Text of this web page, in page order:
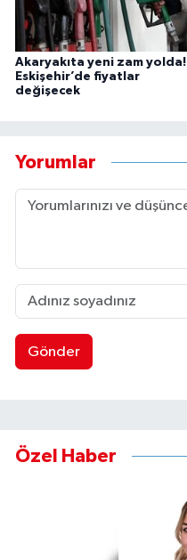
Akaryakıta yeni zam yolda!
Eskişehir’de fiyatlar
değişecek
Yorumlar
Gönder
Özel Haber